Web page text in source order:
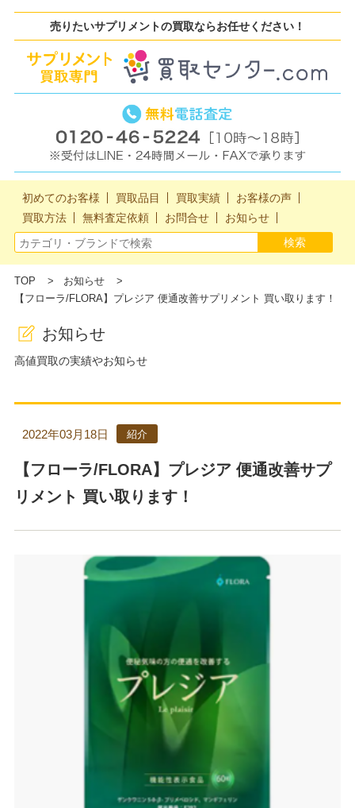
売りたいサプリメントの買取ならお任せください！
初めてのお客様 買取品目 買取実績
お客様の声
買取方法
無料査定依頼 お問合せ お知らせ
TOP
お知らせ
【フローラ/FLORA】プレジア 便通改善サプリメント 買い取ります！
お知らせ
高値買取の実績やお知らせ
【フローラ/FLORA】プレジア 便通改善サプ
リメント 買い取ります！
2022年03月18日 紹介